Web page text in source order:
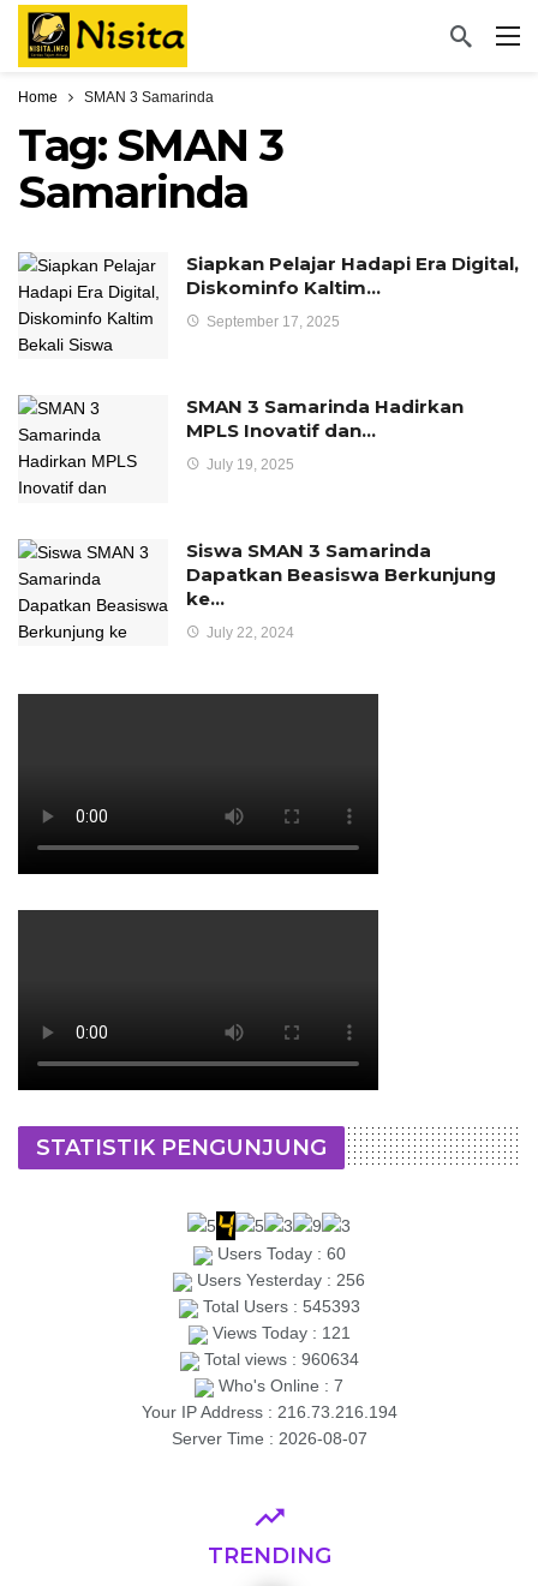
Home SMAN 3 Samarinda
Tag: SMAN 3
Samarinda
Siapkan Pelajar Hadapi Era Digital,
Diskominfo Kaltim…
September 17, 2025
SMAN 3 Samarinda Hadirkan
MPLS Inovatif dan…
July 19, 2025
Siswa SMAN 3 Samarinda
Dapatkan Beasiswa Berkunjung
ke…
July 22, 2024
STATISTIK PENGUNJUNG
Users Today : 60
Users Yesterday : 256
Total Users : 545393
Views Today : 121
Total views : 960634
Who's Online : 7
Your IP Address : 216.73.216.194
Server Time : 2026-08-07
TRENDING